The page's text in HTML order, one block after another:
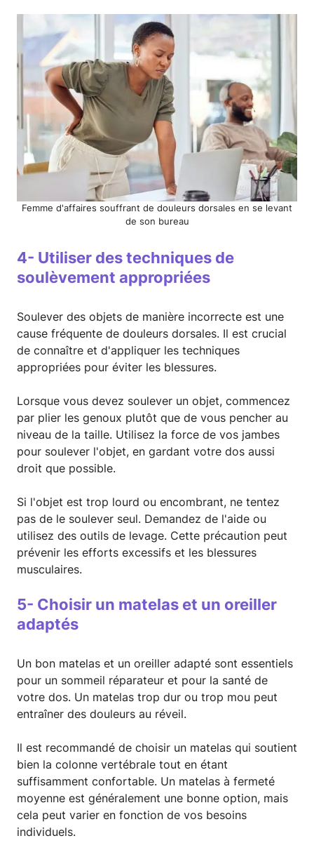
Femme d'affaires souffrant de douleurs dorsales en se levant
de son bureau
4- Utiliser des techniques de
soulèvement appropriées
Soulever des objets de manière incorrecte est une
cause fréquente de douleurs dorsales. Il est crucial
de connaître et d'appliquer les techniques
appropriées pour éviter les blessures.
Lorsque vous devez soulever un objet, commencez
par plier les genoux plutôt que de vous pencher au
niveau de la taille. Utilisez la force de vos jambes
pour soulever l'objet, en gardant votre dos aussi
droit que possible.
Si l'objet est trop lourd ou encombrant, ne tentez
pas de le soulever seul. Demandez de l'aide ou
utilisez des outils de levage. Cette précaution peut
prévenir les efforts excessifs et les blessures
musculaires.
5- Choisir un matelas et un oreiller
adaptés
Un bon matelas et un oreiller adapté sont essentiels
pour un sommeil réparateur et pour la santé de
votre dos. Un matelas trop dur ou trop mou peut
entraîner des douleurs au réveil.
Il est recommandé de choisir un matelas qui soutient
bien la colonne vertébrale tout en étant
suffisamment confortable. Un matelas à fermeté
moyenne est généralement une bonne option, mais
cela peut varier en fonction de vos besoins
individuels.